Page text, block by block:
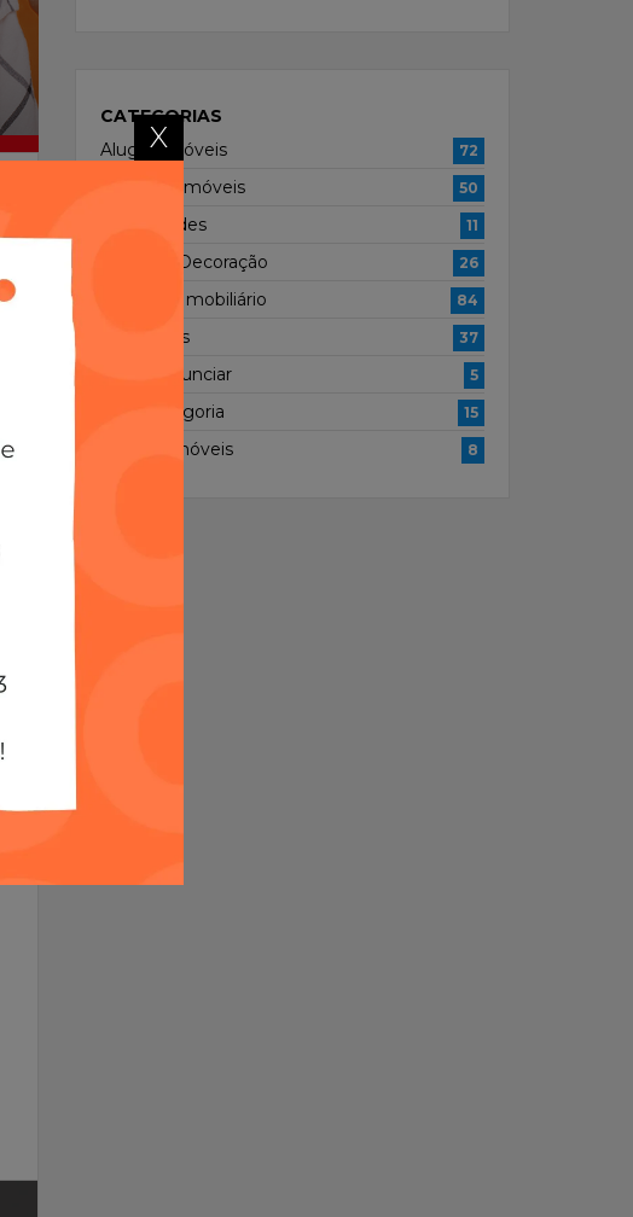
CATEGORIAS
Alugar Imóveis
72
Comprar Imóveis 50
Curiosidades 11
Dicas de Decoração 26
Mercado Imobiliário 84
Novidades 37
Quero Anunciar 5
Sem categoria 15
Vender Imóveis 8
X